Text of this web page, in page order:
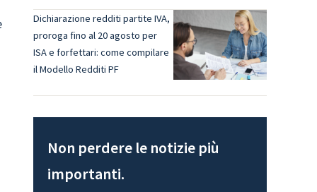
Dichiarazione redditi partite IVA,
proroga fino al 20 agosto per
ISA e forfettari: come compilare
il Modello Redditi PF
Non perdere le notizie più
importanti.